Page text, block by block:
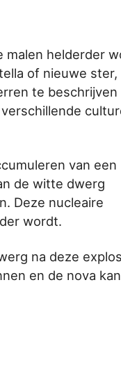
malen helderder
of nieuwe ster,
te beschrijven
van een
de witte dwerg
Deze nucleaire
wordt.
na deze
en de nova kan